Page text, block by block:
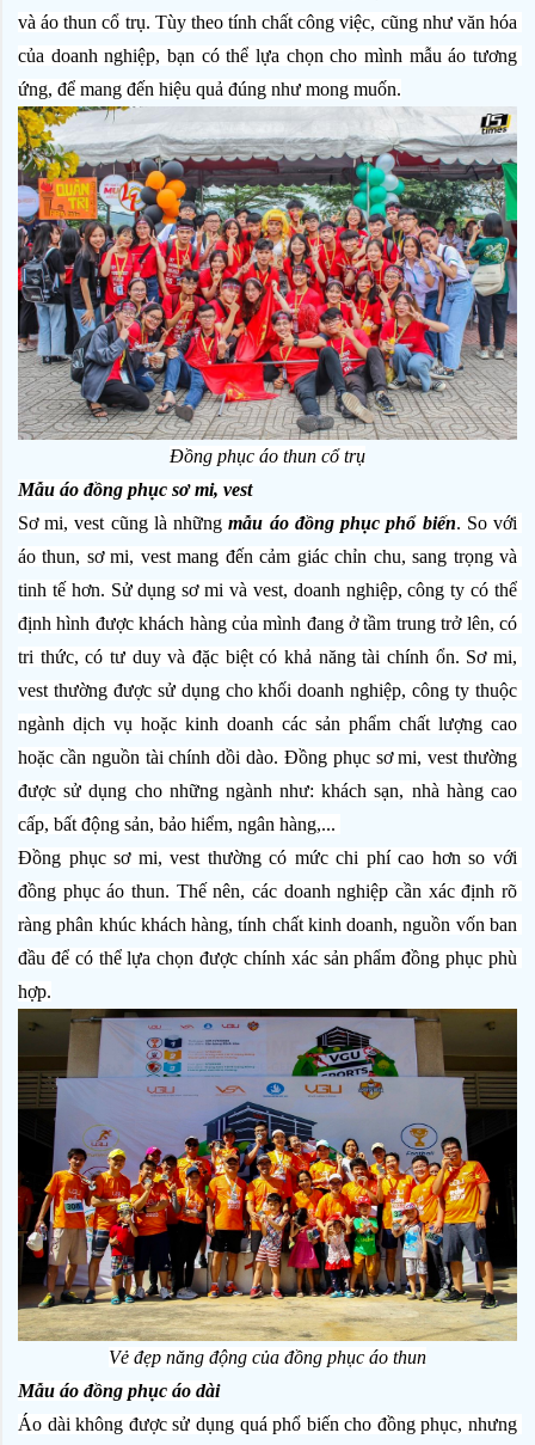
và áo thun cổ trụ. Tùy theo tính chất công việc, cũng như văn hóa
của doanh nghiệp, bạn có thể lựa chọn cho mình mẫu áo tương
ứng, để mang đến hiệu quả đúng như mong muốn.
Đồng phục áo thun cổ trụ
Mẫu áo đồng phục sơ mi, vest
Sơ mi, vest cũng là những mẫu áo đồng phục phổ biến. So với
áo thun, sơ mi, vest mang đến cảm giác chỉn chu, sang trọng và
tinh tế hơn. Sử dụng sơ mi và vest, doanh nghiệp, công ty có thể
định hình được khách hàng của mình đang ở tầm trung trở lên, có
tri thức, có tư duy và đặc biệt có khả năng tài chính ổn. Sơ mi,
vest thường được sử dụng cho khối doanh nghiệp, công ty thuộc
ngành dịch vụ hoặc kinh doanh các sản phẩm chất lượng cao
hoặc cần nguồn tài chính dồi dào. Đồng phục sơ mi, vest thường
được sử dụng cho những ngành như: khách sạn, nhà hàng cao
cấp, bất động sản, bảo hiểm, ngân hàng,...
Đồng phục sơ mi, vest thường có mức chi phí cao hơn so với
đồng phục áo thun. Thế nên, các doanh nghiệp cần xác định rõ
ràng phân khúc khách hàng, tính chất kinh doanh, nguồn vốn ban
đầu để có thể lựa chọn được chính xác sản phẩm đồng phục phù
hợp.
Vẻ đẹp năng động của đồng phục áo thun
Mẫu áo đồng phục áo dài
Áo dài không được sử dụng quá phổ biến cho đồng phục, nhưng